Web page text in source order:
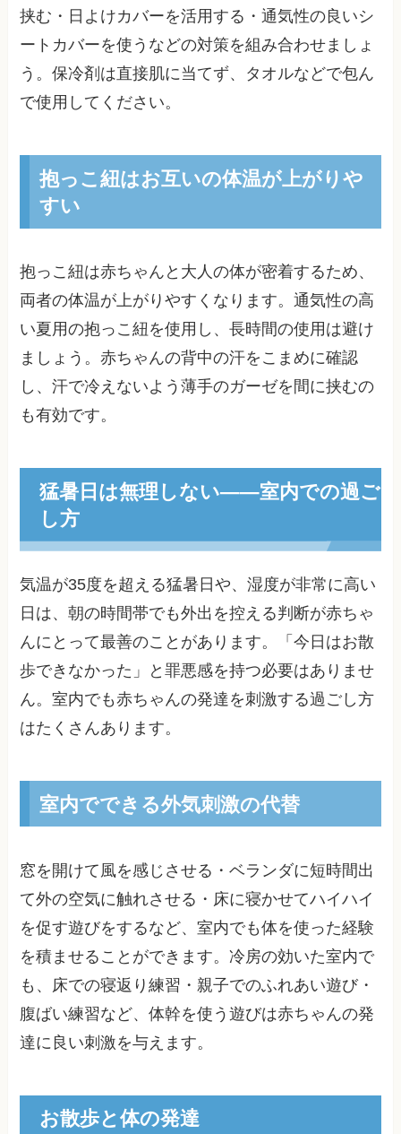
挟む・日よけカバーを活用する・通気性の良いシ
ートカバーを使うなどの対策を組み合わせましょ
う。保冷剤は直接肌に当てず、タオルなどで包ん
で使用してください。
抱っこ紐はお互いの体温が上がりや
すい
抱っこ紐は赤ちゃんと大人の体が密着するため、
両者の体温が上がりやすくなります。通気性の高
い夏用の抱っこ紐を使用し、長時間の使用は避け
ましょう。赤ちゃんの背中の汗をこまめに確認
し、汗で冷えないよう薄手のガーゼを間に挟むの
も有効です。
猛暑日は無理しない——室内での過ご
し方
気温が35度を超える猛暑日や、湿度が非常に高い
日は、朝の時間帯でも外出を控える判断が赤ちゃ
んにとって最善のことがあります。「今日はお散
歩できなかった」と罪悪感を持つ必要はありませ
ん。室内でも赤ちゃんの発達を刺激する過ごし方
はたくさんあります。
室内でできる外気刺激の代替
窓を開けて風を感じさせる・ベランダに短時間出
て外の空気に触れさせる・床に寝かせてハイハイ
を促す遊びをするなど、室内でも体を使った経験
を積ませることができます。冷房の効いた室内で
も、床での寝返り練習・親子でのふれあい遊び・
腹ばい練習など、体幹を使う遊びは赤ちゃんの発
達に良い刺激を与えます。
お散歩と体の発達